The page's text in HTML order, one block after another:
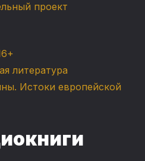
проект
литература
Истоки европейской